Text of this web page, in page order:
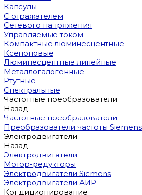
Капсулы
С отражателем
Сетевого напряжения
Управляемые током
Компактные люминесцентные
Ксеноновые
Люминесцентные линейные
Металлогалогенные
Ртутные
Спектральные
Частотные преобразователи
Назад
Частотные преобразователи
Преобразователи частоты Siemens
Электродвигатели
Назад
Электродвигатели
Мотор-редукторы
Электродвигатели Siemens
Электродвигатели АИР
Кондиционирование